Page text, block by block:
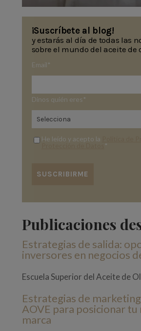
¡Suscríbete al blog!
y estarás al día de todas las
sobre el mundo del aceite de
Email *
Dinos quién eres *
He leído y acepto la
*
Publicaciones
Estrategias de salida:
inversores en negocios
Escuela Superior del Aceite de
Estrategias de
AOVE para posicionar tu
marca